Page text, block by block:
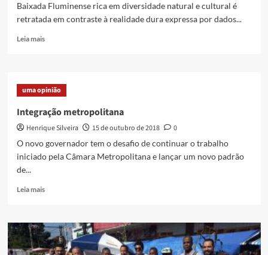
Baixada Fluminense rica em diversidade natural e cultural é
retratada em contraste à realidade dura expressa por dados...
Leia maisRead
juventudes
da
querem
viver
uma opinião
Integração metropolitana
Henrique Silveira 15 de outubro de 2018
0
O novo governador tem o desafio de continuar o trabalho
iniciado pela Câmara Metropolitana e lançar um novo padrão
de...
Leia maisRead
Integração
metropolitana